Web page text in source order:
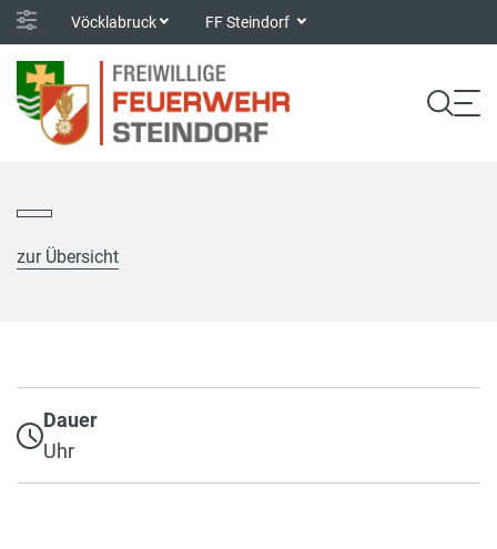
Vöcklabruck FF Steindorf
zur Übersicht
Dauer
Uhr